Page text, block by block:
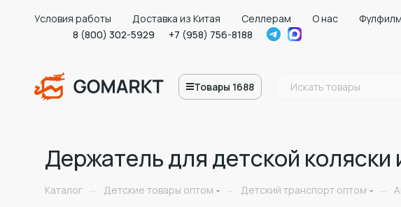
Условия работы Доставка из Китая Селлерам О нас
8 (800) 302-5929
+7 (958) 756-8188
Товары 1688
Держатель для детской коляски
Каталог — Детские товары оптом — Детский транспорт оптом —